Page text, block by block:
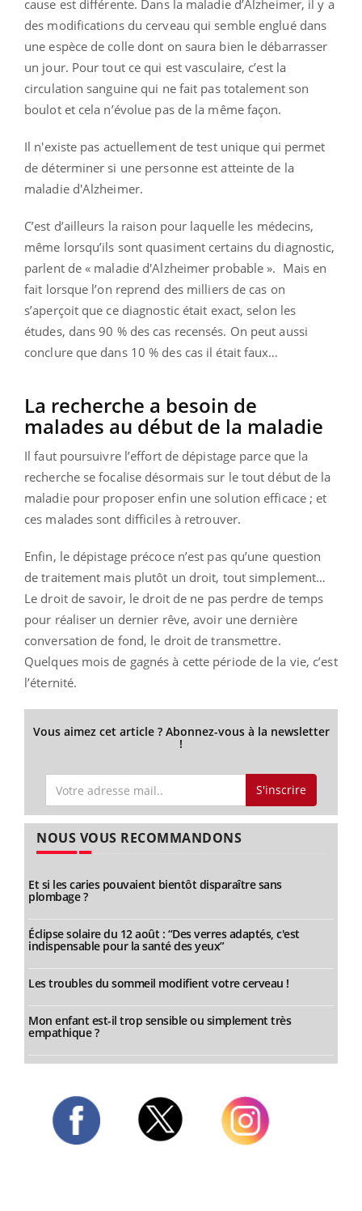
cause est différente. Dans la maladie d’Alzheimer, il y a
des modifications du cerveau qui semble englué dans
une espèce de colle dont on saura bien le débarrasser
un jour. Pour tout ce qui est vasculaire, c’est la
circulation sanguine qui ne fait pas totalement son
boulot et cela n’évolue pas de la même façon.
Il n'existe pas actuellement de test unique qui permet
de déterminer si une personne est atteinte de la
maladie d'Alzheimer.
C’est d’ailleurs la raison pour laquelle les médecins,
même lorsqu’ils sont quasiment certains du diagnostic,
parlent de « maladie d'Alzheimer probable ». Mais en
fait lorsque l’on reprend des milliers de cas on
s’aperçoit que ce diagnostic était exact, selon les
études, dans 90 % des cas recensés. On peut aussi
conclure que dans 10 % des cas il était faux…
La recherche a besoin de
malades au début de la maladie
Il faut poursuivre l’effort de dépistage parce que la
recherche se focalise désormais sur le tout début de la
maladie pour proposer enfin une solution efficace ; et
ces malades sont difficiles à retrouver.
Enfin, le dépistage précoce n’est pas qu’une question
de traitement mais plutôt un droit, tout simplement…
Le droit de savoir, le droit de ne pas perdre de temps
pour réaliser un dernier rêve, avoir une dernière
conversation de fond, le droit de transmettre.
Quelques mois de gagnés à cette période de la vie, c’est
l’éternité.
Vous aimez cet article ? Abonnez-vous à la newsletter
!
S'inscrire
NOUS VOUS RECOMMANDONS
Et si les caries pouvaient bientôt disparaître sans
plombage ?
Éclipse solaire du 12 août : “Des verres adaptés, c'est
indispensable pour la santé des yeux”
Les troubles du sommeil modifient votre cerveau !
Mon enfant est-il trop sensible ou simplement très
empathique ?